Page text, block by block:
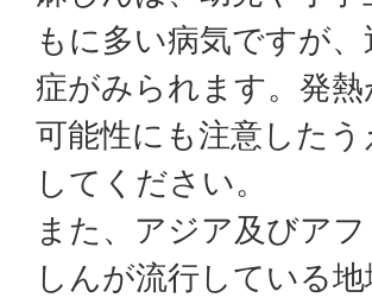
もに多い病気ですが
症がみられます。発
可能性にも注意した
してください。
また、アジア及びア
しんが流行している